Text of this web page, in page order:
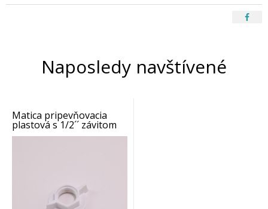
Naposledy navštívené
Matica pripevňovacia
plastová s 1/2´´ závitom
OB 340